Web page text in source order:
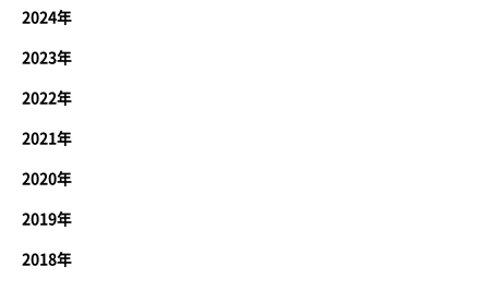
2024年
2023年
2022年
2021年
2020年
2019年
2018年